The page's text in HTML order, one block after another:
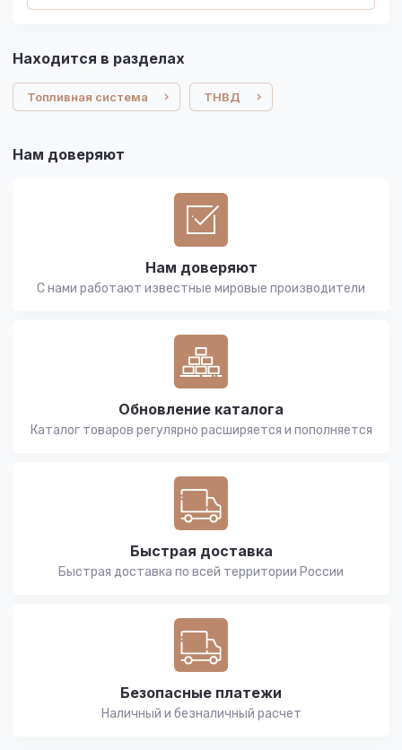
Находится в разделах
Топливная система ТНВД
Нам доверяют
Нам доверяют
С нами работают известные мировые производители
Обновление каталога
Каталог товаров регулярно расширяется и пополняется
Быстрая доставка
Быстрая доставка по всей территории России
Безопасные платежи
Наличный и безналичный расчет